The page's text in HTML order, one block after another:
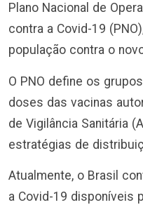
Plano Nacional de
contra a Covid-19
população contra o
O PNO define os
doses das vacinas
de Vigilância Sanitária
estratégias de
Atualmente, o Brasil
a Covid-19 disponíveis